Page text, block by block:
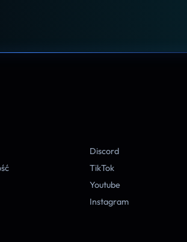
Discord
TikTok
Youtube
Instagram